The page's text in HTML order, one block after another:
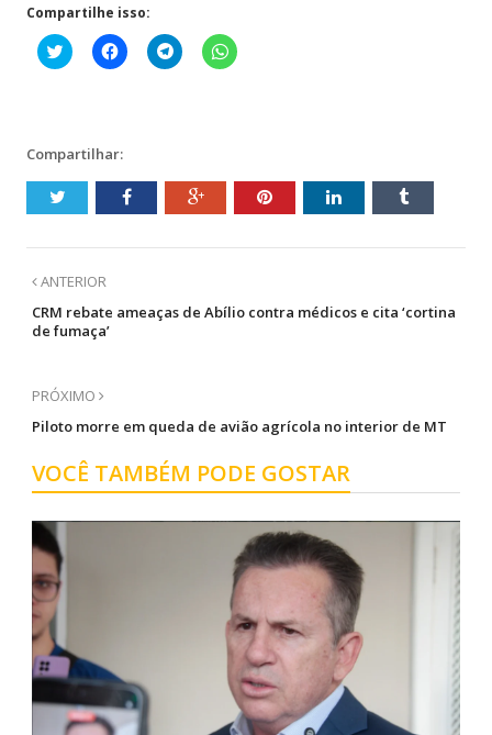
Compartilhe isso:
Clique
para
janela)
Clique
para
janela)
Clique
para
Clique
para
Compartilhar:
ANTERIOR
CRM rebate ameaças de Abílio contra médicos e cita ‘cortina
de fumaça’
PRÓXIMO
Piloto morre em queda de avião agrícola no interior de MT
VOCÊ TAMBÉM PODE GOSTAR